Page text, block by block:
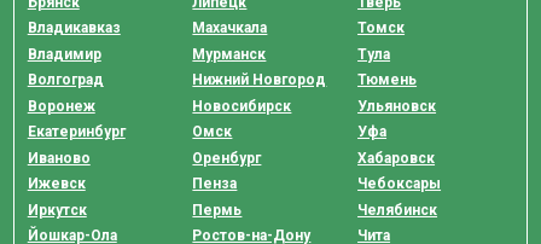
Владикавказ
Владимир
Волгоград
Воронеж
Екатеринбург
Иваново
Ижевск
Иркутск
Йошкар-Ола
Махачкала
Мурманск
Нижний Новгород
Новосибирск
Омск
Оренбург
Пенза
Пермь
Ростов-на-Дону
Томск
Тула
Тюмень
Ульяновск
Уфа
Хабаровск
Чебоксары
Челябинск
Чита